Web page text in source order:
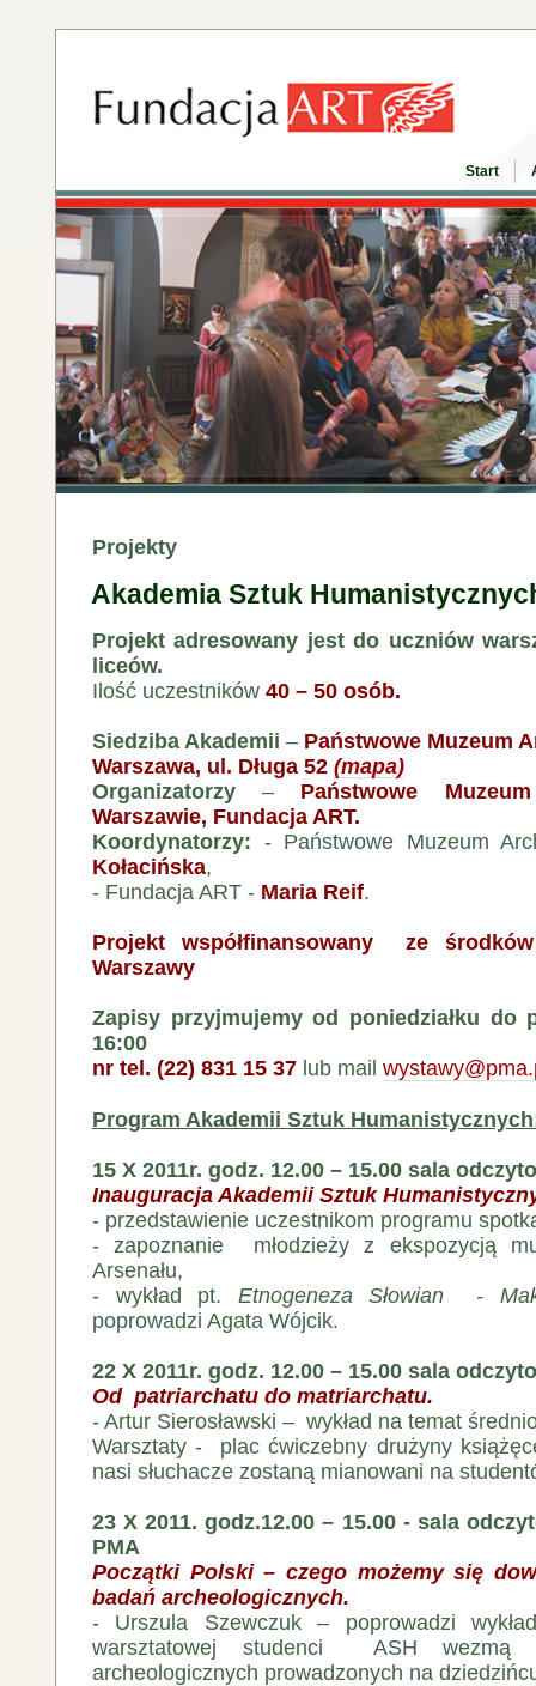
Start
Projekty
Akademia Sztuk
Projekt adresowany jest do uczniów
liceów.
Ilość uczestników 40 – 50 osób.
Siedziba Akademii – Państwowe Muzeum
Warszawa, ul. Długa 52 (mapa)
Organizatorzy – Państwowe
Warszawie, Fundacja ART.
Koordynatorzy: - Państwowe Muzeum
Kołacińska,
- Fundacja ART - Maria Reif.
Projekt współfinansowany ze środków
Warszawy
Zapisy przyjmujemy od poniedziałku do
16:00
nr tel. (22) 831 15 37 lub mail
Program Akademii Sztuk
15 X 2011r. godz. 12.00 – 15.00 sala
Inauguracja Akademii Sztuk
- przedstawienie uczestnikom programu
- zapoznanie młodzieży z ekspozycją
Arsenału,
- wykład pt. Etnogeneza Słowian -
poprowadzi Agata Wójcik.
22 X 2011r. godz. 12.00 – 15.00 sala
Od patriarchatu do matriarchatu.
- Artur Sierosławski – wykład na temat
Warsztaty - plac ćwiczebny drużyny
nasi słuchacze zostaną mianowani na
23 X 2011. godz.12.00 – 15.00 - sala
PMA
Początki Polski – czego możemy się
badań archeologicznych.
- Urszula Szewczuk – poprowadzi
warsztatowej studenci ASH wezmą
archeologicznych prowadzonych na